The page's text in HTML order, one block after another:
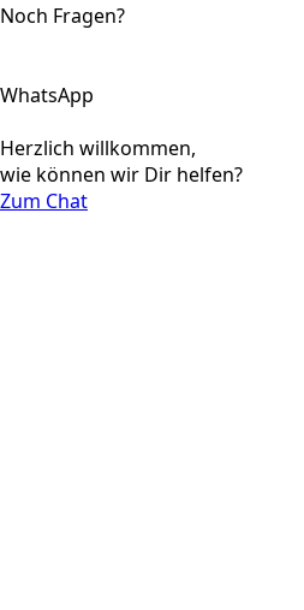
Noch Fragen?
WhatsApp
Herzlich willkommen,
wie können wir Dir helfen?
Zum Chat